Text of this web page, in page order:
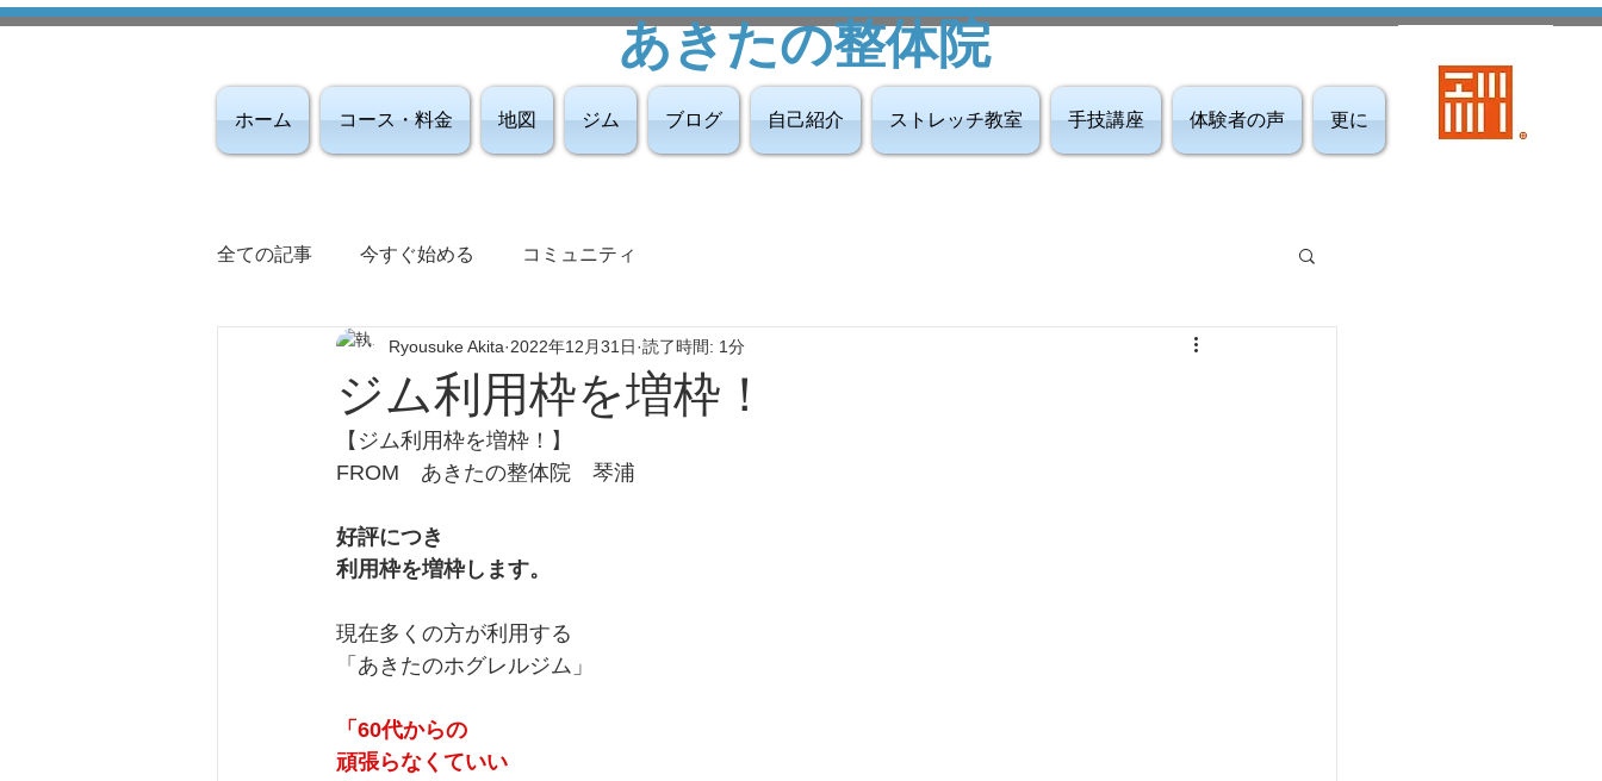
あきたの整体院
ホーム コース・料金 地図 ジム ブログ 自己紹介 ストレッチ教室 手技講座 体験者の声 更に
全ての記事 今すぐ始める コミュニティ
ジム利用枠を増枠！
Ryousuke Akita 2022年12月31日 読了時間: 1分
【ジム利用枠を増枠！】
FROM　あきたの整体院　琴浦
好評につき
利用枠を増枠します。
現在多くの方が利用する
「あきたのホグレルジム」
「60代からの
頑張らなくていい